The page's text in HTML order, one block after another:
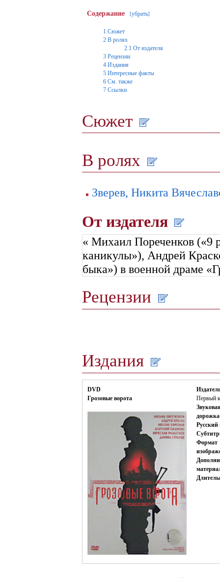
Содержание [убрать]
1 Сюжет
2 В ролях
2.1 От издателя
3 Рецензии
4 Издания
5 Интересные факты
6 См. также
7 Ссылки
Сюжет
В ролях
Зверев, Никита
От издателя
« Михаил Пореченков («9
каникулы»), Андрей
быка») в военной драме
Рецензии
Издания
DVD
Грозовые ворота
Первый
Русский
Формат